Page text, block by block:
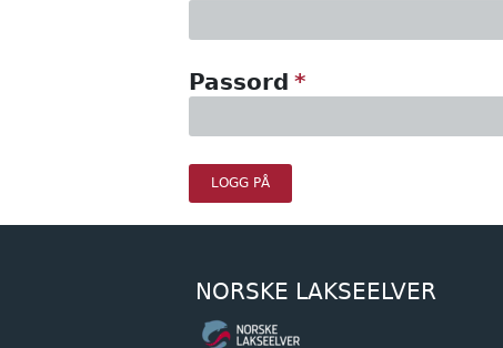
Passord
NORSKE LAKSEELVER